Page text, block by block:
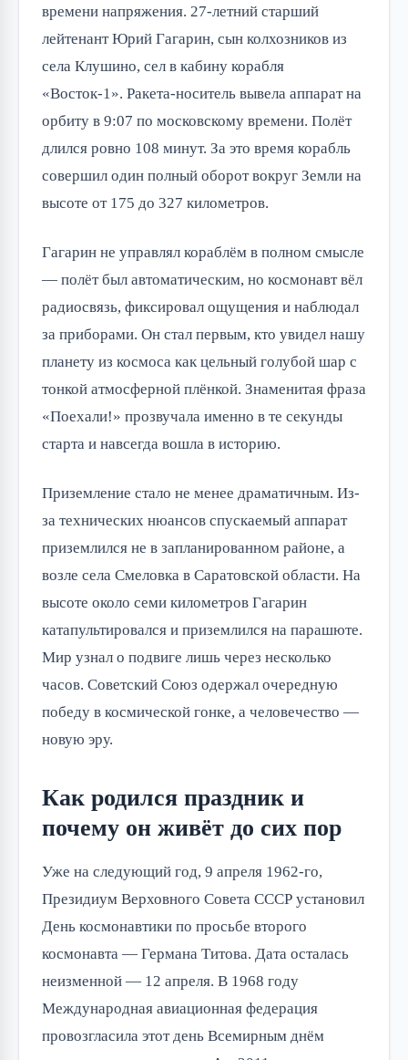
времени напряжения. 27-летний старший
лейтенант Юрий Гагарин, сын колхозников из
села Клушино, сел в кабину корабля
«Восток-1». Ракета-носитель вывела аппарат на
орбиту в 9:07 по московскому времени. Полёт
длился ровно 108 минут. За это время корабль
совершил один полный оборот вокруг Земли на
высоте от 175 до 327 километров.
Гагарин не управлял кораблём в полном смысле
— полёт был автоматическим, но космонавт вёл
радиосвязь, фиксировал ощущения и наблюдал
за приборами. Он стал первым, кто увидел нашу
планету из космоса как цельный голубой шар с
тонкой атмосферной плёнкой. Знаменитая фраза
«Поехали!» прозвучала именно в те секунды
старта и навсегда вошла в историю.
Приземление стало не менее драматичным. Из-
за технических нюансов спускаемый аппарат
приземлился не в запланированном районе, а
возле села Смеловка в Саратовской области. На
высоте около семи километров Гагарин
катапультировался и приземлился на парашюте.
Мир узнал о подвиге лишь через несколько
часов. Советский Союз одержал очередную
победу в космической гонке, а человечество —
новую эру.
Как родился праздник и
почему он живёт до сих пор
Уже на следующий год, 9 апреля 1962-го,
Президиум Верховного Совета СССР установил
День космонавтики по просьбе второго
космонавта — Германа Титова. Дата осталась
неизменной — 12 апреля. В 1968 году
Международная авиационная федерация
провозгласила этот день Всемирным днём